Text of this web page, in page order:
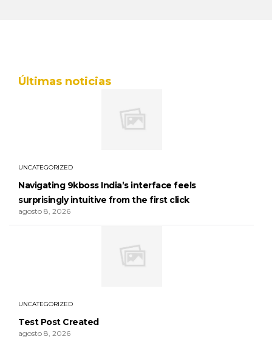
Últimas noticias
UNCATEGORIZED
Navigating 9kboss India’s interface feels
surprisingly intuitive from the first click
agosto 8, 2026
UNCATEGORIZED
Test Post Created
agosto 8, 2026